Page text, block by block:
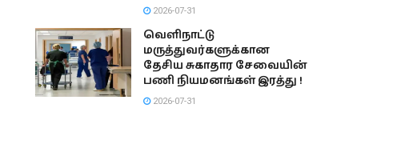
2026-07-31
வெளிநாட்டு
மருத்துவர்களுக்கான
தேசிய சுகாதார சேவையின்
பணி நியமனங்கள் இரத்து !
2026-07-31